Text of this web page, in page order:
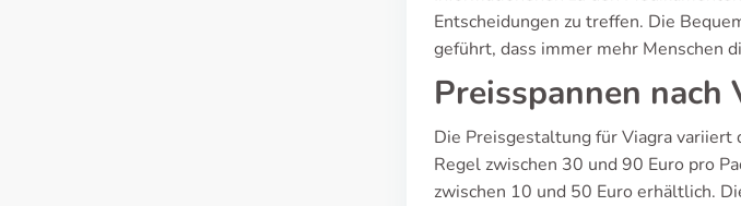
Entscheidungen zu treffen. Die
geführt, dass immer mehr Menschen
Preisspannen nach
Die Preisgestaltung für Viagra variiert
Regel zwischen 30 und 90 Euro pro
zwischen 10 und 50 Euro erhältlich.